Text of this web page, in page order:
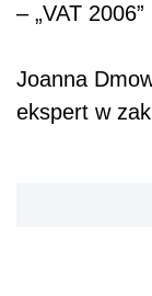
– „VAT 2006”
Joanna
ekspert w